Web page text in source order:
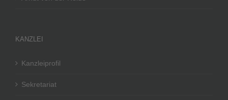
KANZLEI
Kanzleiprofil
Sekretariat